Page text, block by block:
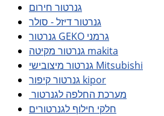
גנרטור חירום
גנרטור דיזל - סולר
גנרטור GEKO גרמני
גנרטור מקיטה makita
גנרטור מיצובישי Mitsubishi
גנרטור קיפור kipor
מערכת החלפה לגנרטור
חלקי חילוף לגנרטורים